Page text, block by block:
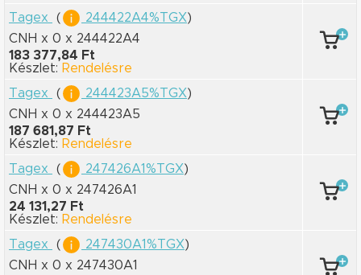
Tagex
( 244422A4%TGX)
CNH x 0 x 244422A4
183 377,84 Ft
Készlet: Rendelésre
Tagex
( 244423A5%TGX)
CNH x 0 x 244423A5
187 681,87 Ft
Készlet: Rendelésre
Tagex
( 247426A1%TGX)
CNH x 0 x 247426A1
24 131,27 Ft
Készlet: Rendelésre
Tagex
( 247430A1%TGX)
CNH x 0 x 247430A1